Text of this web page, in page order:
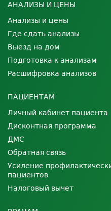
АНАЛИЗЫ И ЦЕНЫ
Анализы и цены
Где сдать анализы
Выезд на дом
Подготовка к анализам
Расшифровка анализов
ПАЦИЕНТАМ
Личный кабинет пациента
Дисконтная программа
ДМС
Обратная связь
Усиление
пациентов
Налоговый вычет